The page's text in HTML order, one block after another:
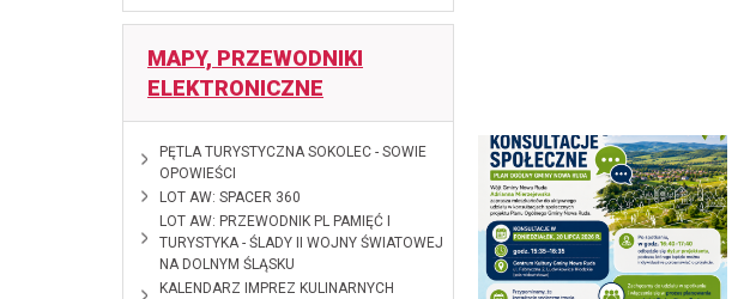
MAPY, PRZEWODNIKI
ELEKTRONICZNE
2026-06-10
PĘTLA TURYSTYCZNA SOKOLEC - SOWIE
OPOWIEŚCI
2026-02-18
LOT AW: SPACER 360
2025-01-28
LOT AW: PRZEWODNIK PL PAMIĘĆ I
TURYSTYKA - ŚLADY II WOJNY ŚWIATOWEJ
NA DOLNYM ŚLĄSKU
2024-12-12
KALENDARZ IMPREZ KULINARNYCH